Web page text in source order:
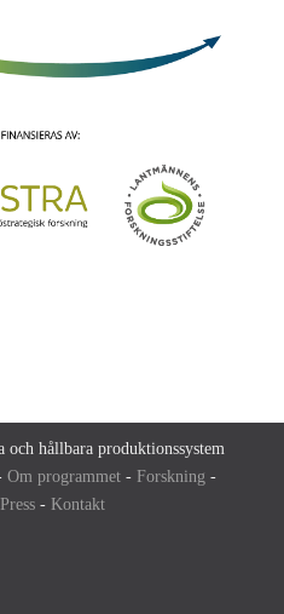
hållbara produktionssystem
Om programmet- Forskning-
- Kontakt